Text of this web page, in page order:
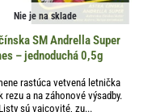
Nie je na sklade
SM Andrella Super
– jednoduchá 0,5g
rastúca vetvená letnička
rezu a na záhonové výsadby.
Listy sú vajcovité, zu...